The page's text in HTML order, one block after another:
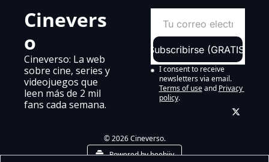
Cinevers
o
Cineverso: La web
sobre cine, series y
videojuegos que
leen más de 2 mil
fans cada semana.
Subscribirse (GRATIS)
I consent to receive
newsletters via email.
Terms of use and Privacy
policy.
© 2026 Cineverso.
Powered by beehiiv